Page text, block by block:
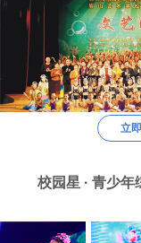
中国
用“心”做教
教—我们是良师
立
校园星 · 青少